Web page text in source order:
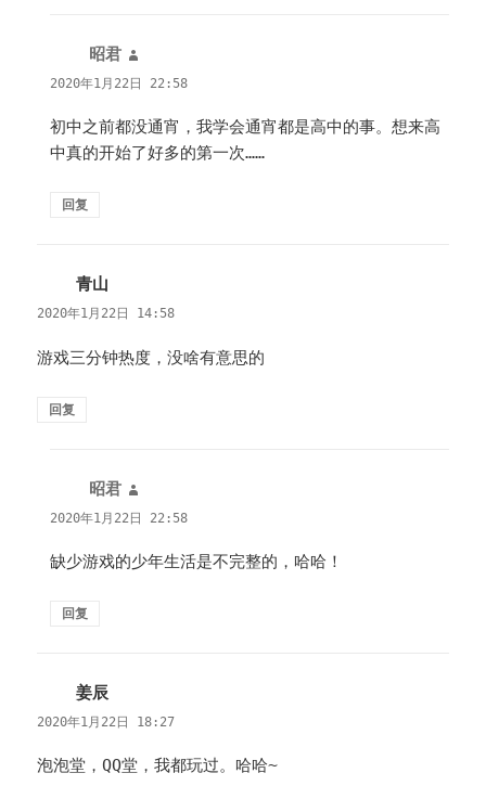
昭君
道：
2020年1月22日 22:58
初中之前都没通宵，我学会通宵都是高中的事。想来高
中真的开始了好多的第一次……
回复
青山
道：
2020年1月22日 14:58
游戏三分钟热度，没啥有意思的
回复
昭君
道：
2020年1月22日 22:58
缺少游戏的少年生活是不完整的，哈哈！
回复
姜辰
道：
2020年1月22日 18:27
泡泡堂，QQ堂，我都玩过。哈哈~